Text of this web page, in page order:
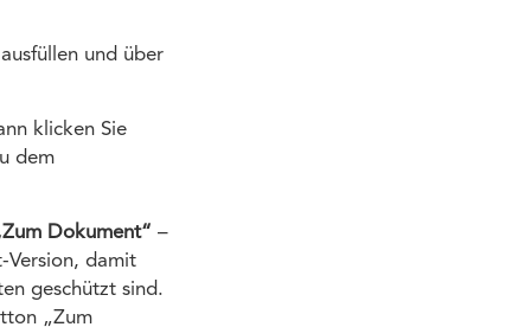
und über
klicken Sie
dem
Dokument“ –
damit
geschützt sind.
„Zum